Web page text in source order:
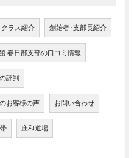
クラス紹介 創始者･支部長紹介
春日部支部の口コミ情報
評判
お客様の声 お問い合わせ
庄和道場